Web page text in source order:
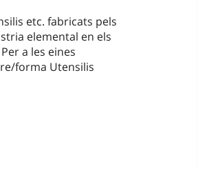
etc. fabricats pels
elemental en els
a les eines
forma Utensilis